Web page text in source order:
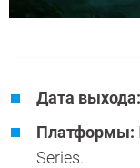
Дата выхода:
Платформы:
Series.